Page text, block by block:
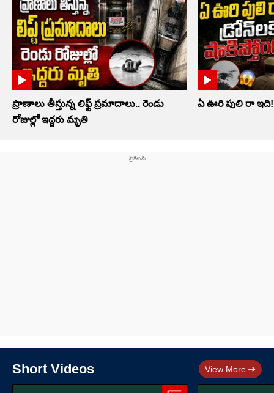
ప్రాణాలు తీస్తున్న లిఫ్ట్‌ ప్రమాదాలు.. రెండు
రోజుల్లో ఇద్దరు మృతి
ఏ ఊరి పులి రా ఇది!
Short Videos View More